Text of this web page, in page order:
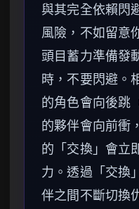
與其完全依賴閃
風險，不如留意
頭目蓄力準備發
時，不要閃避。
的角色會向後跳
的夥伴會向前衝
的「交換」會立
力。透過「交換
伴之間不斷切換